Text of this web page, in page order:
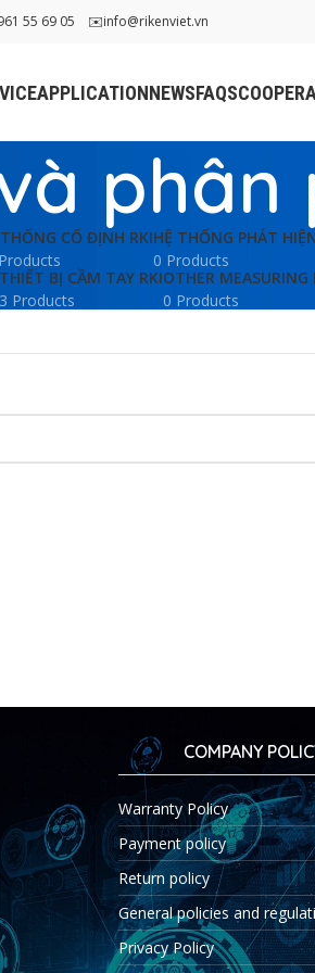
55 69 05 ✉️info@rikenviet.vn
APPLICATIONNEWSFAQS
phân
CỐ ĐỊNH RKIHỆ THỐNG PHÁT
0 Products
BỊ CẦM TAY RKI
3 Products
OTHER
0 Products
COMPANY
Warranty Policy
Payment policy
Return policy
General policies and
Privacy Policy